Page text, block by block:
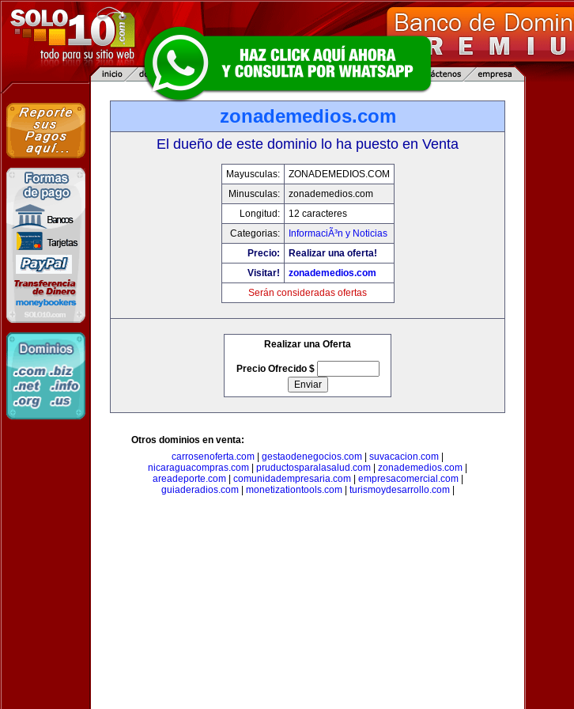
zonademedios.com
El dueño de este dominio lo ha puesto en Venta
Mayusculas:
ZONADEMEDIOS.COM
Minusculas:
zonademedios.com
Longitud:
12 caracteres
Categorias:
InformaciÃ³n y Noticias
Precio:
Realizar una oferta!
Visitar!
zonademedios.com
Serán consideradas ofertas
Realizar una Oferta
Precio Ofrecido $
Otros dominios en venta:
carrosenoferta.com
gestaodenegocios.com suvacacion.com
nicaraguacompras.com
pruductosparalasalud.com zonademedios.com
areadeporte.com| comunidadempresaria.com| empresacomercial.com|
guiaderadios.com| monetizationtools.com| turismoydesarrollo.com|